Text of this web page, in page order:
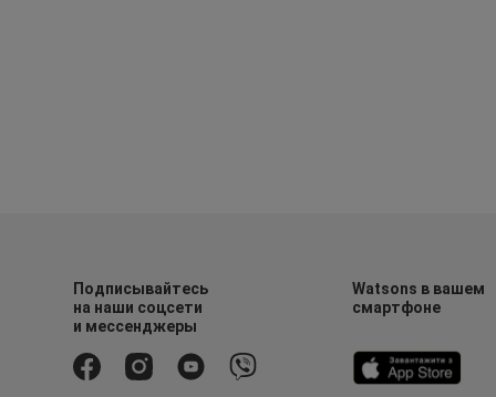
Подписывайтесь
на наши соцсети
и мессенджеры
Watsons в вашем
смартфоне